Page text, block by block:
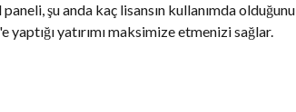
şu anda kaç lisansın kullanımda olduğunu
yatırımı maksimize etmenizi sağlar.